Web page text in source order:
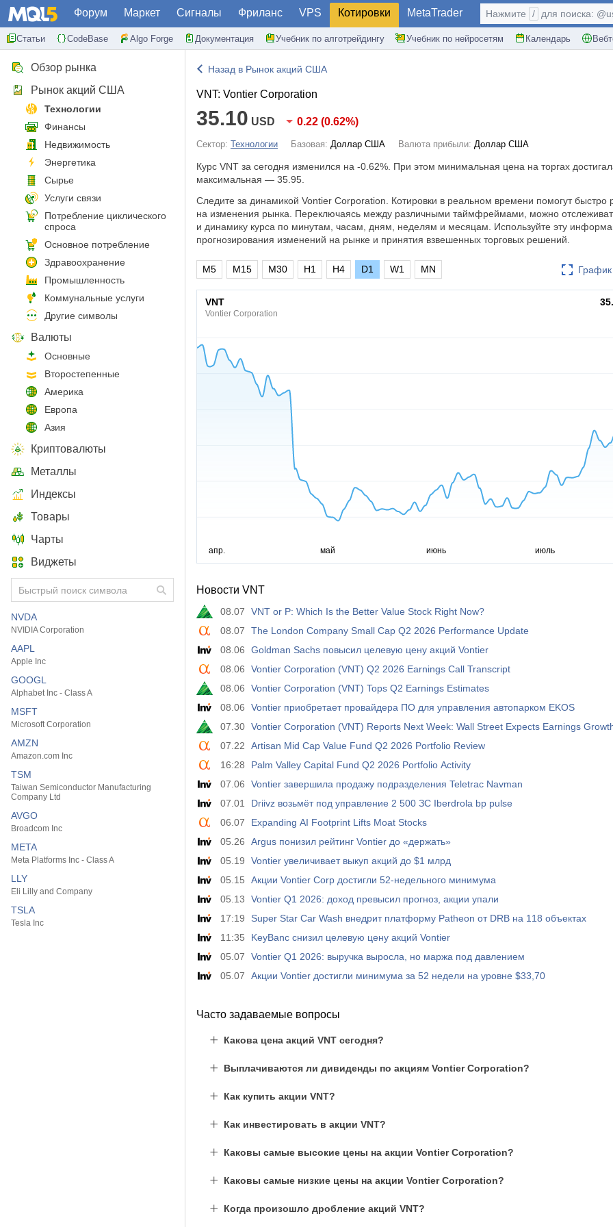
Форум Маркет Сигналы Фриланс VPS Котировки MetaTrader
Статьи CodeBase Algo Forge Документация Учебник по алготрейдингу Учебник по нейросетям Календарь
Нажмите / для поиска:
Обзор рынка
Рынок акций США
Технологии
Финансы
Недвижимость
Энергетика
Сырье
Услуги связи
Потребление циклического
спроса
Основное потребление
Здравоохранение
Промышленность
Коммунальные услуги
Другие символы
Валюты
Основные
Второстепенные
Америка
Европа
Азия
Криптовалюты
Металлы
Индексы
Товары
Чарты
Виджеты
NVDA
NVIDIA Corporation
AAPL
Apple Inc
GOOGL
Alphabet Inc - Class A
MSFT
Microsoft Corporation
AMZN
Amazon.com Inc
TSM
Taiwan Semiconductor Manufacturing
Company Ltd
AVGO
Broadcom Inc
META
Meta Platforms Inc - Class A
LLY
Eli Lilly and Company
TSLA
Tesla Inc
Назад в Рынок акций США
VNT: Vontier Corporation
35.10 USD 0.22 (0.62%)
Сектор: Технологии Базовая: Доллар США Валюта прибыли: Доллар США
Курс VNT за сегодня изменился на -0.62% . При этом минимальная цена на торгах
максимальная — 35.95.
Следите за динамикой Vontier Corporation. Котировки в реальном времени помогут быстро
на изменения рынка. Переключаясь между различными таймфреймами, можно
и динамику курса по минутам, часам, дням, неделям и месяцам. Используйте эту
прогнозирования изменений на рынке и принятия взвешенных торговых решений.
График
M5 M15 M30 H1 H4 D1 W1 MN
VNT
Vontier Corporation
Новости VNT
08.07
VNT or P: Which Is the Better Value Stock Right Now?
08.07
The London Company Small Cap Q2 2026 Performance Update
08.06
Goldman Sachs повысил целевую цену акций Vontier
08.06
Vontier Corporation (VNT) Q2 2026 Earnings Call Transcript
08.06
Vontier Corporation (VNT) Tops Q2 Earnings Estimates
08.06
Vontier приобретает провайдера ПО для управления автопарком EKOS
07.30 Vontier Corporation (VNT) Reports Next Week: Wall Street Expects Earnings
07.22
Artisan Mid Cap Value Fund Q2 2026 Portfolio Review
16:28
Palm Valley Capital Fund Q2 2026 Portfolio Activity
07.06
Vontier завершила продажу подразделения Teletrac Navman
07.01
Driivz возьмёт под управление 2 500 ЗС Iberdrola bp pulse
06.07
Expanding AI Footprint Lifts Moat Stocks
05.26
Argus понизил рейтинг Vontier до «держать»
05.19
Vontier увеличивает выкуп акций до $1 млрд
05.15
Акции Vontier Corp достигли 52-недельного минимума
05.13
Vontier Q1 2026: доход превысил прогноз, акции упали
17:19
Super Star Car Wash внедрит платформу Patheon от DRB на 118 объектах
11:35
KeyBanc снизил целевую цену акций Vontier
05.07
Vontier Q1 2026: выручка выросла, но маржа под давлением
05.07
Акции Vontier достигли минимума за 52 недели на уровне $33,70
Часто задаваемые вопросы
Какова цена акций VNT сегодня?
Выплачиваются ли дивиденды по акциям Vontier Corporation?
Как купить акции VNT?
Как инвестировать в акции VNT?
Каковы самые высокие цены на акции Vontier Corporation?
Каковы самые низкие цены на акции Vontier Corporation?
Когда произошло дробление акций VNT?